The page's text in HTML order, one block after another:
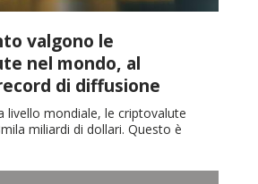
valgono le
nel mondo, al
di diffusione
livello mondiale, le criptovalute
miliardi di dollari. Questo è